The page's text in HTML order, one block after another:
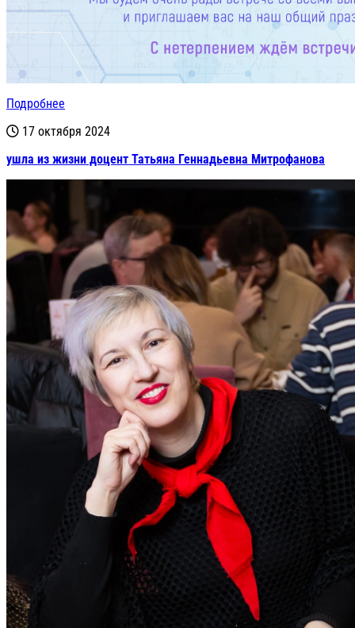
Подробнее
17 октября 2024
ушла из жизни доцент Татьяна Геннадьевна Митрофанова